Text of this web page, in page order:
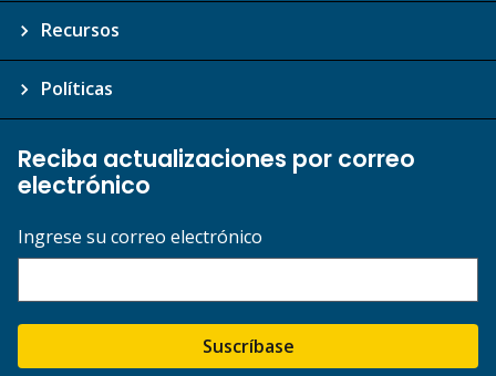
Recursos
Políticas
Reciba actualizaciones por correo
electrónico
Ingrese su correo electrónico
Suscríbase